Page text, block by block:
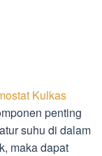
Kulkas
penting
suhu di dalam
maka dapat